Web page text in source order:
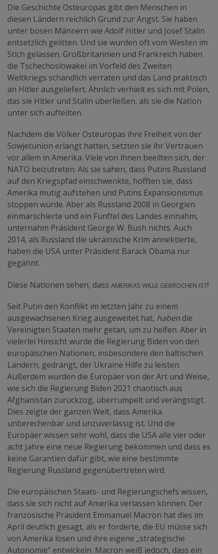
Die Geschichte Osteuropas gibt den Menschen in
diesen Ländern reichlich Grund zur Angst. Sie haben
unter bösen Männern wie Adolf Hitler und Josef Stalin
entsetzlich gelitten. Und sie wurden oft vom Westen im
Stich gelassen. Großbritannien und Frankreich haben
die Tschechoslowakei im Vorfeld des Zweiten
Weltkriegs schändlich verraten und das Land praktisch
an Hitler ausgeliefert. Ähnlich verhielt es sich mit Polen,
das sie Hitler und Stalin überließen, als sie die Nation
unter sich aufteilten.
Nachdem die Völker Osteuropas ihre Freiheit von der
Sowjetunion erlangt hatten, setzten sie ihr Vertrauen
vor allem in Amerika. Viele von ihnen beeilten sich, der
NATO beizutreten. Als sie sahen, dass Putins Russland
auf den Kriegspfad einschwenkte, hofften sie, dass
Amerika mutig aufstehen und Putins Expansionismus
stoppen würde. Aber als Russland 2008 in Georgien
einmarschierte und ein Fünftel des Landes einnahm,
unternahm Präsident George W. Bush nichts. Auch
2014, als Russland die ukrainische Krim annektierte,
haben die USA unter Präsident Barack Obama nur
gegähnt.
Diese Nationen sehen, dass Amerikas Wille gebrochen ist!
Seit Putin den Konflikt im letzten Jahr zu einem
ausgewachsenen Krieg ausgeweitet hat, haben die
Vereinigten Staaten mehr getan, um zu helfen. Aber in
vielerlei Hinsicht wurde die Regierung Biden von den
europäischen Nationen, insbesondere den baltischen
Ländern, gedrängt, der Ukraine Hilfe zu leisten.
Außerdem wurden die Europäer von der Art und Weise,
wie sich die Regierung Biden 2021 chaotisch aus
Afghanistan zurückzog, überrumpelt und verängstigt.
Dies zeigte der ganzen Welt, dass Amerika
unberechenbar und unzuverlässig ist. Und die
Europäer wissen sehr wohl, dass die USA alle vier oder
acht Jahre eine neue Regierung bekommen und dass es
keine Garantien dafür gibt, wie eine bestimmte
Regierung Russland gegenübertreten wird.
Die europäischen Staats- und Regierungschefs wissen,
dass sie sich nicht auf Amerika verlassen können. Der
französische Präsident Emmanuel Macron hat dies im
April deutlich gesagt, als er forderte, die EU müsse sich
von Amerika lösen und ihre eigene „strategische
Autonomie” entwickeln. Macron weiß jedoch, dass ein